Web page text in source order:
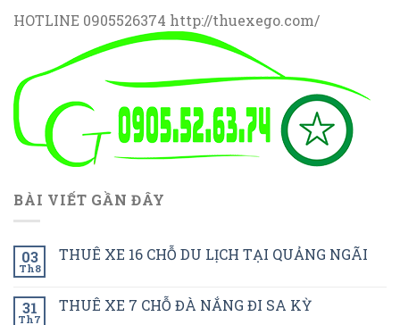
HOTLINE 0905526374 http://thuexego.com/
BÀI VIẾT GẦN ĐÂY
03
Th8
THUÊ XE 16 CHỖ DU LỊCH TẠI QUẢNG NGÃI
31
Th7
THUÊ XE 7 CHỖ ĐÀ NẮNG ĐI SA KỲ